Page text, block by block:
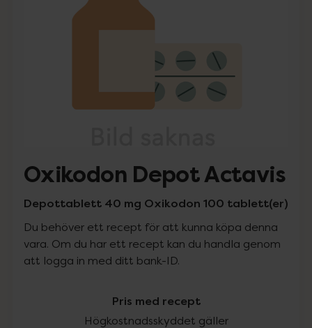
Oxikodon Depot Actavis
Depottablett 40 mg Oxikodon 100 tablett(er)
Du behöver ett recept för att kunna köpa denna
vara. Om du har ett recept kan du handla genom
att logga in med ditt bank-ID.
Pris med recept
Högkostnadsskyddet gäller